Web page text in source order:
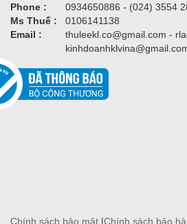
Phone :
0934650886 - (024) 3554
Ms Thuế :
0106141138
Email :
thuleekl.co@gmail.com -
Chính sách bảo mật |Chính sách bảo